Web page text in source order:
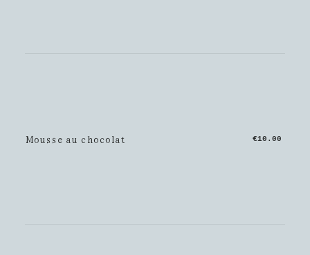
Mousse au chocolat €10.00